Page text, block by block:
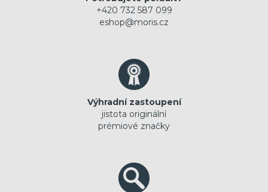
+420 732 587 099
eshop@moris.cz
Výhradní zastoupení
jistota originální
prémiové značky